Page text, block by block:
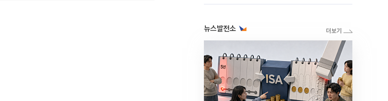
뉴스발전소